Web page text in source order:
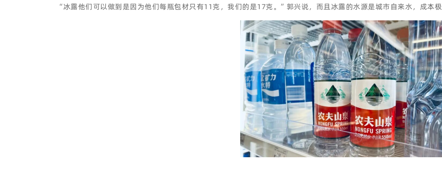
“冰露他们可以做到是因为他们每瓶包材只有11克，我们的是17克。”郭兴说，而且冰露的水源是城市自来水，成本